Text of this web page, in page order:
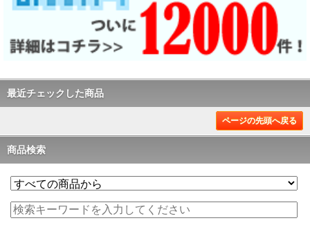
最近チェックした商品
ページの先頭へ戻る
商品検索